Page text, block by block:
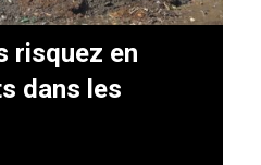
risquez en
dans les